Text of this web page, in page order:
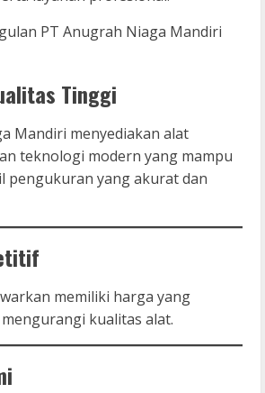
PT Anugrah Niaga Mandiri
Tinggi
Mandiri menyediakan alat
teknologi modern yang mampu
pengukuran yang akurat dan
memiliki harga yang
kualitas alat.